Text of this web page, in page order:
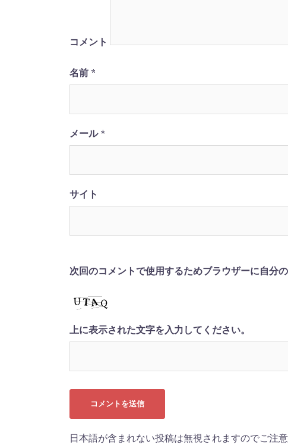
シ
ョ
ン
コメント
名前 *
メール *
サイト
次回のコメントで使用するためブラウザーに自分
上に表示された文字を入力してください。
日本語が含まれない投稿は無視されますのでご注